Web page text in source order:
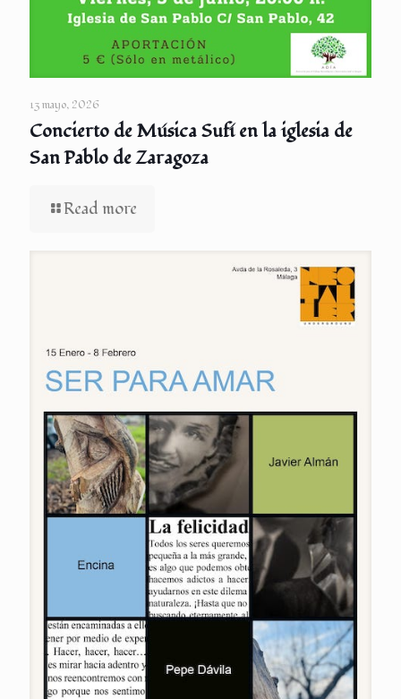
13 mayo, 2026
Concierto de Música Sufí en la iglesia de
San Pablo de Zaragoza
Read more